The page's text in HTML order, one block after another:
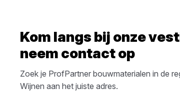
Kom langs bij onze
neem contact op
Zoek je ProfPartner bouwmaterialen in de
Wijnen aan het juiste adres.